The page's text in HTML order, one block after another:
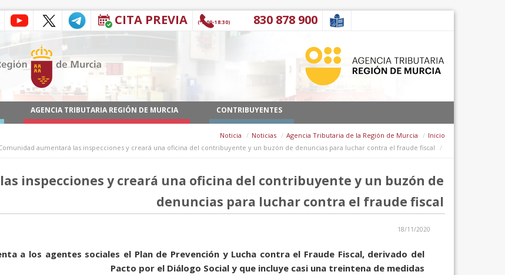
CITA PREVIA 900 878 830
(9:00-18:30*)
CONTRIBUYENTES
AGENCIA TRIBUTARIA REGIÓN DE MURCIA
Inicio
Agencia Tributaria de la Región de Murcia
Noticias
Noticia
aumentará las inspecciones y creará una oficina del contribuyente y un buzón de denuncias para luchar contra el fraude fiscal
inspecciones y creará una oficina del contribuyente y un buzón de
denuncias para luchar contra el fraude fiscal
18/11/2020
a los agentes sociales el Plan de Prevención y Lucha contra el Fraude Fiscal, derivado del
Pacto por el Diálogo Social y que incluye casi una treintena de medidas